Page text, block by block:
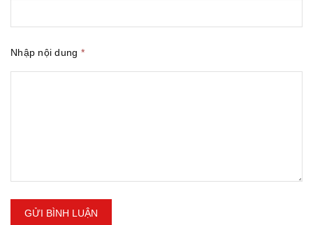
Nhập nội dung *
GỬI BÌNH LUẬN